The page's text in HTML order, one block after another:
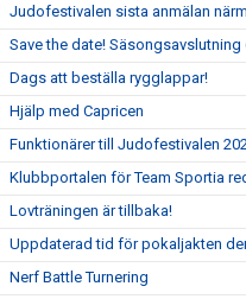
Judofestivalen sista anmälan
Save the date! Säsongsavslutning
Dags att beställa rygglappar!
Hjälp med Capricen
Funktionärer till Judofestivalen
Klubbportalen för Team Sportia
Lovträningen är tillbaka!
Uppdaterad tid för pokaljakten
Nerf Battle Turnering